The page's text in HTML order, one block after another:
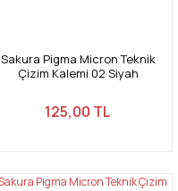
Sakura Pigma Micron Teknik
Çizim Kalemi 02 Siyah
125,00 TL